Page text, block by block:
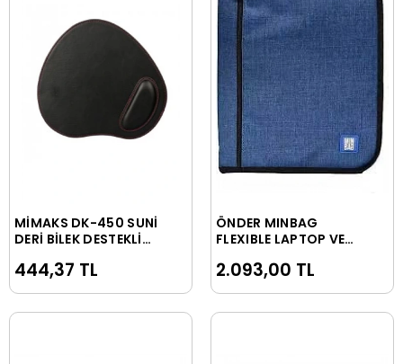
Sepete Ekle
MİMAKS DK-450 SUNİ
DERİ BİLEK DESTEKLİ
444,37 TL
Sepete Ekle
ÖNDER MINBAG
FLEXIBLE LAPTOP VE
LACİVERT 556-06
2.093,00 TL